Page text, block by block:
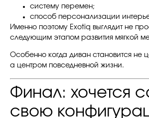
систему перемен;
способ персонализации
Именно поэтому Exotiq выглядит не
следующим этапом развития мягкой
Особенно когда диван становится не
а центром повседневной жизни.
Финал: хочется
свою